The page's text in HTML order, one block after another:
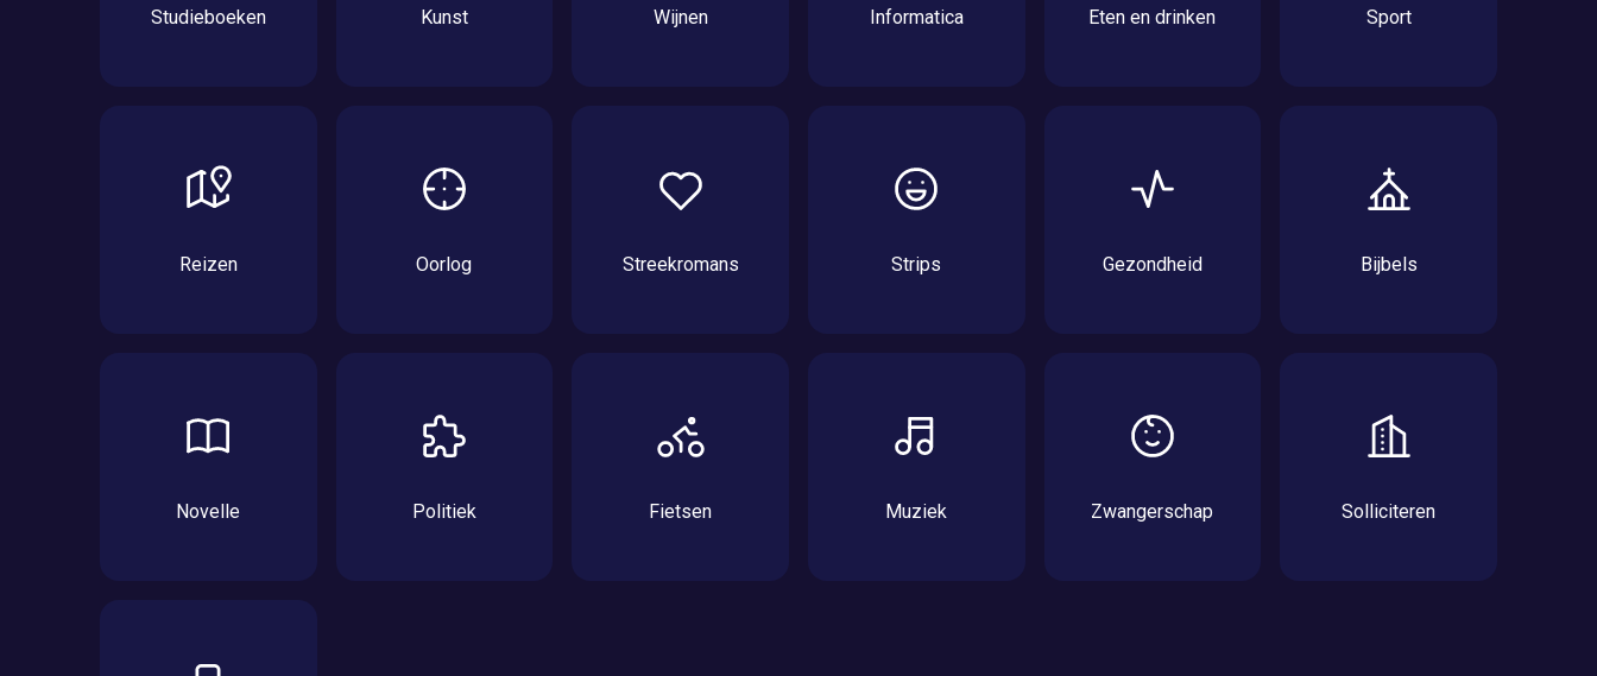
Studieboeken Kunst Wijnen Informatica Eten en drinken Sport
Reizen Oorlog Streekromans Strips Gezondheid Bijbels
Novelle Politiek Fietsen Muziek Zwangerschap Solliciteren